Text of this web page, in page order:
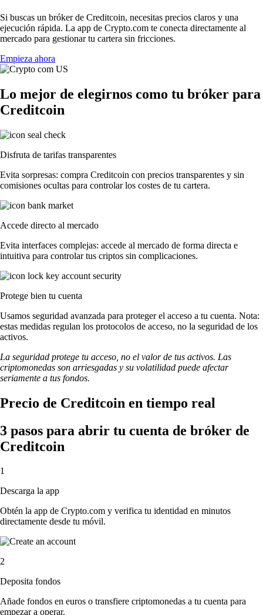
Si buscas un bróker de Creditcoin, necesitas precios claros y una
ejecución rápida. La app de Crypto.com te conecta directamente al
mercado para gestionar tu cartera sin fricciones.
Empieza ahora
Lo mejor de elegirnos como tu bróker para
Creditcoin
Disfruta de tarifas transparentes
Evita sorpresas: compra Creditcoin con precios transparentes y sin
comisiones ocultas para controlar los costes de tu cartera.
Accede directo al mercado
Evita interfaces complejas: accede al mercado de forma directa e
intuitiva para controlar tus criptos sin complicaciones.
Protege bien tu cuenta
Usamos seguridad avanzada para proteger el acceso a tu cuenta. Nota:
estas medidas regulan los protocolos de acceso, no la seguridad de los
activos.
La seguridad protege tu acceso, no el valor de tus activos. Las
criptomonedas son arriesgadas y su volatilidad puede afectar
seriamente a tus fondos.
Precio de Creditcoin en tiempo real
3 pasos para abrir tu cuenta de bróker de
Creditcoin
1
Descarga la app
Obtén la app de Crypto.com y verifica tu identidad en minutos
directamente desde tu móvil.
2
Deposita fondos
Añade fondos en euros o transfiere criptomonedas a tu cuenta para
empezar a operar.